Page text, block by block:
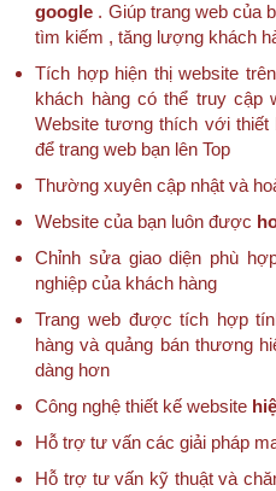
google . Giúp trang web của
tìm kiếm , tăng lượng khách
Tích hợp hiện thị website
khách hàng có thể truy cập
Website tương thích với thiết
để trang web bạn lên Top
Thường xuyên cập nhật và
Website của bạn luôn được
Chỉnh sửa giao diện phù
nghiệp của khách hàng
Trang web được tích hợp
hàng và quảng bán thương
dàng hơn
Công nghệ thiết kế website
Hỗ trợ tư vấn các giải pháp
Hỗ trợ tư vấn kỹ thuật và